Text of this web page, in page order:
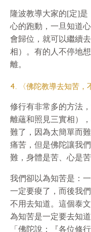
隆波教導大家的[定]
心的跑動，一旦知道
會歸位，就可以繼續
相）。有的人不停地
離。
4. 〈佛陀教導去知苦，
修行有非常多的方法
離蘊和照見三實相）
難了，因為太簡單而
痛苦，但是佛陀讓我
難，身體是苦、心是
我們卻以為知苦是：
一定要痠了，而後我
不用去知道。這個泰
為知苦是一定要去知
「佛陀說：『各位修